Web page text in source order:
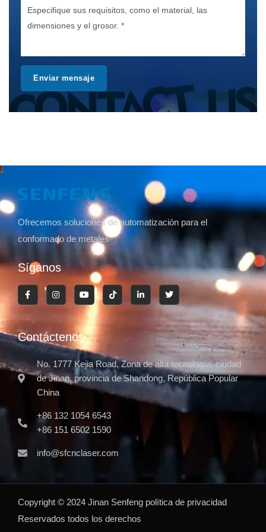
Enviar mensaje
Ofrecemos soluciones de automatización para el
conformado de metales
Síganos
Contáctenos
No. 1777 Kejia Road, Zona de alta tecnología, ciudad
de Jinan, provincia de Shandong, República Popular
China
+86 132 1054 6543
+86 151 6502 1590
info@sfcnclaser.com
Copyright © 2024 Jinan Senfeng política de privacidad
Reservados todos los derechos